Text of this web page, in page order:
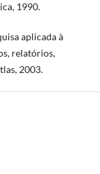
1990.
aplicada à
relatórios,
2003.